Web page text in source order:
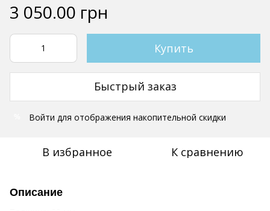
3 050.00 грн
Купить
Быстрый заказ
Войти для отображения накопительной скидки
В избранное К сравнению
Описание